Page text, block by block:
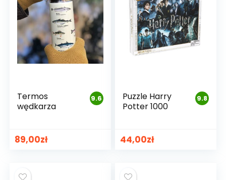
9.6
Termos
wędkarza
89,00zł
9.8
Puzzle Harry
Potter 1000
44,00zł